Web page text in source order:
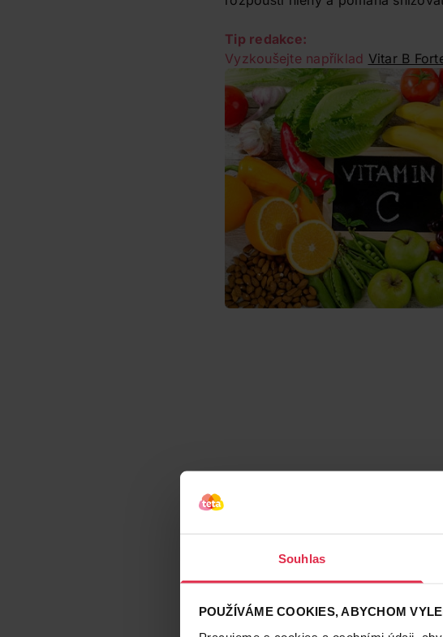
Souhlas
POUŽÍVÁME COOKIES, ABYCHOM
Tip redakce:
Vyzkoušejte například Vitar B